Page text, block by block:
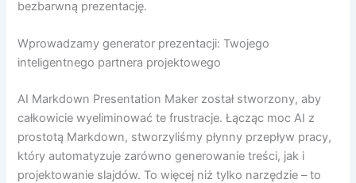
bezbarwną prezentację.
Wprowadzamy generator prezentacji: Twojego
inteligentnego partnera projektowego
AI Markdown Presentation Maker został stworzony, aby
całkowicie wyeliminować te frustracje. Łącząc moc AI z
prostotą Markdown, stworzyliśmy płynny przepływ pracy,
który automatyzuje zarówno generowanie treści, jak i
projektowanie slajdów. To więcej niż tylko narzędzie – to